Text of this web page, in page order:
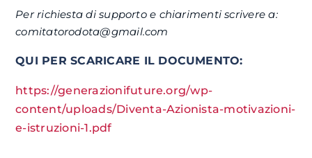
Per richiesta di supporto e chiarimenti scrivere a:
comitatorodota@gmail.com
QUI PER SCARICARE IL DOCUMENTO:
https://generazionifuture.org/wp-
content/uploads/Diventa-Azionista-motivazioni-
e-istruzioni-1.pdf